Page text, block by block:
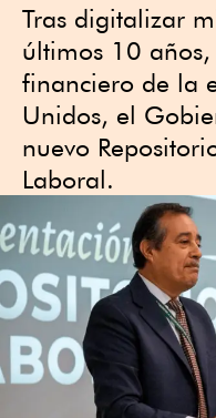
Tras digitalizar
últimos 10
financiero de la
Unidos, el
nuevo
Laboral.